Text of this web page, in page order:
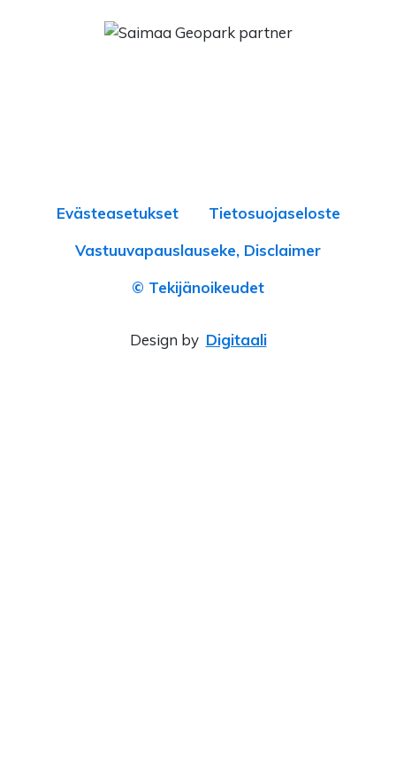
Evästeasetukset
Tietosuojaseloste
Vastuuvapauslauseke, Disclaimer
© Tekijänoikeudet
Design by Digitaali